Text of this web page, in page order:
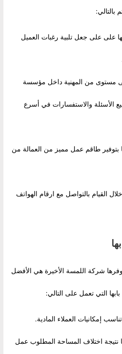
على على جعل تلبية رغبات العميل
مستوى من المهنية داخل مؤسسة
الأسئلة والاستفسارات في أسرع
طاقم عمل مميز من العمالة من
القيام بالتواصل مع ارقام الهواتف
شركة اللمسة الأخيرة هي الأفضل
التي تعمل على التالي:
إمكانيات العملاء المادية.
نتيجة اختلاف المساحة المطلوب عمل